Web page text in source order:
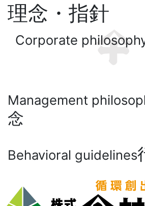
理念・指針
Corporate
Management
念
Behavioral guidelines